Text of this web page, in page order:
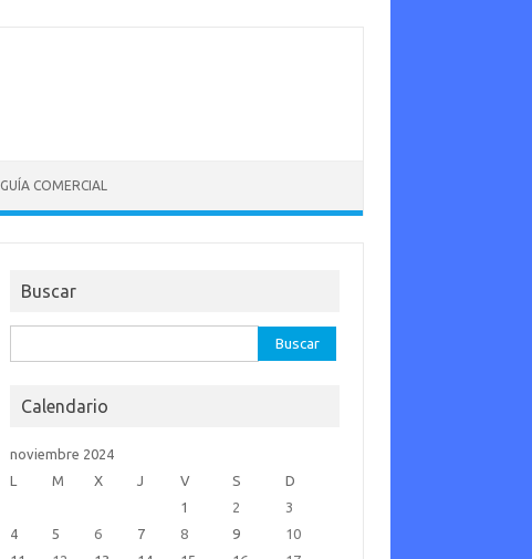
GUÍA COMERCIAL
Buscar
Calendario
noviembre 2024
L
M X J V S D
1 2
3
4
5 6 7 8 9
10